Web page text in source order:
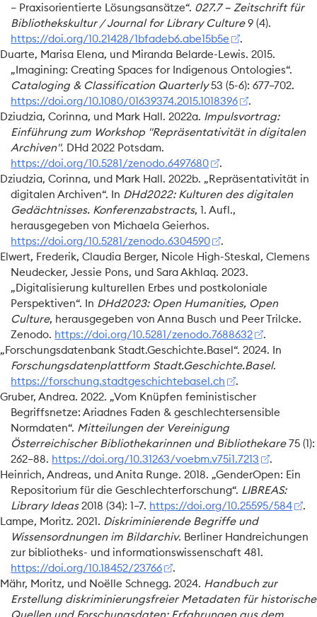
– Praxisorientierte Lösungsansätze“. 027.7 – Zeitschrift für
Bibliothekskultur / Journal for Library Culture9 (4).
https://doi.org/10.21428/1bfadeb6.abe15b5e
.
Duarte, Marisa Elena, und Miranda Belarde-Lewis. 2015.
„Imagining:Creating Spaces for Indigenous Ontologies“.
Cataloging & Classification Quarterly53 (5-6): 677–702.
https://doi.org/10.1080/01639374.2015.1018396
.
Dziudzia, Corinna, und Mark Hall. 2022a. Impulsvortrag:
Einführungzum Workshop "Repräsentativitätin digitalen
Archiven". DHd 2022 Potsdam.
https://doi.org/10.5281/zenodo.6497680
.
Dziudzia, Corinna, und Mark Hall. 2022b. „Repräsentativität in
digitalenArchiven“. In DHd2022: Kulturendes digitalen
Gedächtnisses. Konferenzabstracts, 1. Aufl.,
herausgegeben von Michaela Geierhos.
https://doi.org/10.5281/zenodo.6304590
.
Elwert, Frederik, Claudia Berger, Nicole High-Steskal, Clemens
Neudecker, Jessie Pons, und Sara Akhlaq. 2023.
„Digitalisierung kulturellen Erbes und postkoloniale
Perspektiven“. In DHd2023: Open Humanities, Open
Culture, herausgegeben von Anna Busch und Peer Trilcke.
Zenodo. https://doi.org/10.5281/zenodo.7688632
.
„Forschungsdatenbank Stadt.Geschichte.Basel“. 2024. In
Forschungsdatenplattform Stadt.Geschichte.Basel.
https://forschung.stadtgeschichtebasel.ch
.
Gruber, Andrea. 2022. „Vom Knüpfen feministischer
Begriffsnetze:Ariadnes Faden & geschlechtersensible
Normdaten“. Mitteilungen der Vereinigung
Österreichischer Bibliothekarinnen und Bibliothekare75 (1):
262–88. https://doi.org/10.31263/voebm.v75i1.7213
.
Heinrich, Andreas, und Anita Runge. 2018. „GenderOpen: Ein
Repositorium für dieGeschlechterforschung“. LIBREAS:
Library Ideas2018 (34): 1–7. https://doi.org/10.25595/584
.
Lampe, Moritz. 2021. Diskriminierende Begriffeund
Wissensordnungenim Bildarchiv. Berliner Handreichungen
zur bibliotheks- und informationswissenschaft 481.
https://doi.org/10.18452/23766
.
Mähr, Moritz, und Noëlle Schnegg. 2024. Handbuch zur
Erstellungdiskriminierungsfreier Metadatenfür historische